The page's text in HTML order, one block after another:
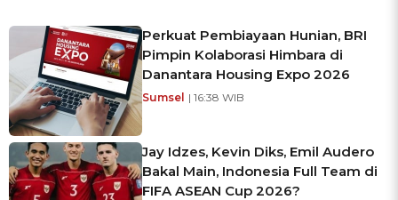
Perkuat Pembiayaan Hunian, BRI
Pimpin Kolaborasi Himbara di
Danantara Housing Expo 2026
Sumsel | 16:38 WIB
Jay Idzes, Kevin Diks, Emil Audero
Bakal Main, Indonesia Full Team di
FIFA ASEAN Cup 2026?